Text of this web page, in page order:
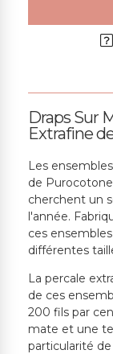
Draps Sur
Extrafine
Les
de
cherchent un
l'année.
ces
différentes
La percale
de ces
200 fils par
mate et une
particularité